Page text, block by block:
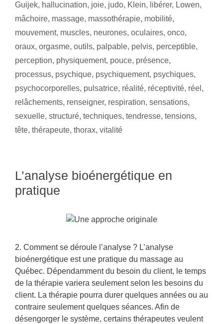
Guijek, hallucination, joie, judo, Klein, libérer, Lowen,
mâchoire, massage, massothérapie, mobilité,
mouvement, muscles, neurones, oculaires, onco,
oraux, orgasme, outils, palpable, pelvis, perceptible,
perception, physiquement, pouce, présence,
processus, psychique, psychiquement, psychiques,
psychocorporelles, pulsatrice, réalité, réceptivité, réel ,
relâchements, renseigner, respiration, sensations,
sexuelle, structuré, techniques, tendresse, tensions,
tête, thérapeute, thorax, vitalité
L’analyse bioénergétique en
pratique
2. Comment se déroule l’analyse ? L’analyse
bioénergétique est une pratique du massage au
Québec. Dépendamment du besoin du client, le temps
de la thérapie variera seulement selon les besoins du
client. La thérapie pourra durer quelques années ou au
contraire seulement quelques séances. Afin de
désengorger le système, certains thérapeutes veulent